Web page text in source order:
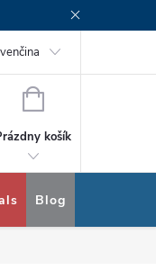
NÁKUPNÝ
košík
Blog